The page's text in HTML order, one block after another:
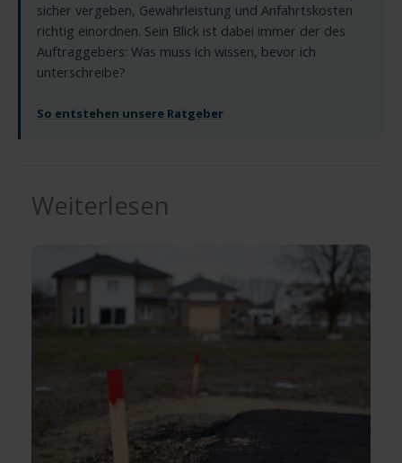
sicher vergeben, Gewährleistung und Anfahrtskosten
richtig einordnen. Sein Blick ist dabei immer der des
Auftraggebers: Was muss ich wissen, bevor ich
unterschreibe?
So entstehen unsere Ratgeber
Weiterlesen